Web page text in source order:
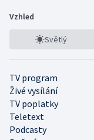
Vzhled
Světlý
TV program
Živé vysílání
TV poplatky
Teletext
Podcasty